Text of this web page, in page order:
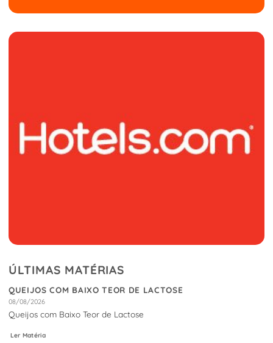
ÚLTIMAS MATÉRIAS
QUEIJOS COM BAIXO TEOR DE LACTOSE
08/08/2026
Queijos com Baixo Teor de Lactose
Ler Matéria